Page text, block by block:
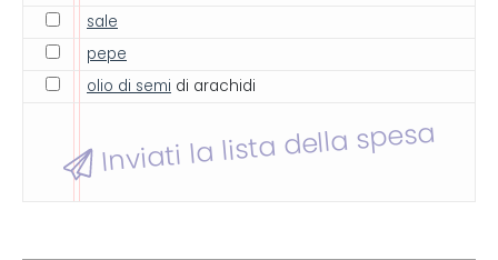
sale
pepe
olio di semi di arachidi
Inviati la lista della spesa